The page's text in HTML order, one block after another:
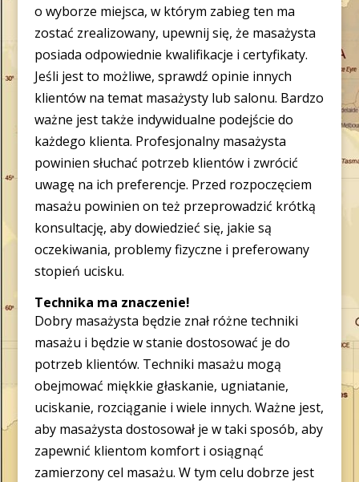
o wyborze miejsca, w którym zabieg ten ma
zostać zrealizowany, upewnij się, że masażysta
posiada odpowiednie kwalifikacje i certyfikaty.
Jeśli jest to możliwe, sprawdź opinie innych
klientów na temat masażysty lub salonu. Bardzo
ważne jest także indywidualne podejście do
każdego klienta. Profesjonalny masażysta
powinien słuchać potrzeb klientów i zwrócić
uwagę na ich preferencje. Przed rozpoczęciem
masażu powinien on też przeprowadzić krótką
konsultację, aby dowiedzieć się, jakie są
oczekiwania, problemy fizyczne i preferowany
stopień ucisku.
Technika ma znaczenie!
Dobry masażysta będzie znał różne techniki
masażu i będzie w stanie dostosować je do
potrzeb klientów. Techniki masażu mogą
obejmować miękkie głaskanie, ugniatanie,
uciskanie, rozciąganie i wiele innych. Ważne jest,
aby masażysta dostosował je w taki sposób, aby
zapewnić klientom komfort i osiągnąć
zamierzony cel masażu. W tym celu dobrze jest